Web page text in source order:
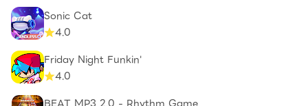
Sonic Cat
4.0
Friday Night Funkin'
4.0